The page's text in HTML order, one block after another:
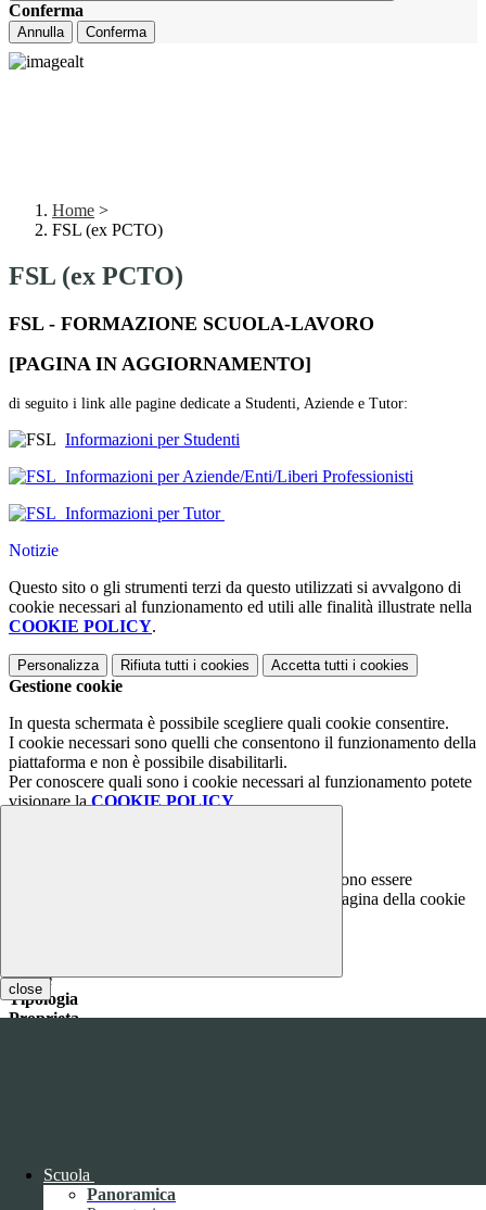
Conferma
Annulla Conferma
close
Scuola
Panoramica
Home >
FSL (ex PCTO)
FSL (ex PCTO)
FSL - FORMAZIONE SCUOLA-LAVORO
[PAGINA IN AGGIORNAMENTO]
di seguito i link alle pagine dedicate a Studenti, Aziende e Tutor:
Informazioni per Studenti
Informazioni per Aziende/Enti/Liberi Professionisti
Informazioni per Tutor
Notizie
Questo sito o gli strumenti terzi da questo utilizzati si avvalgono di
cookie necessari al funzionamento ed utili alle finalità illustrate nella
COOKIE POLICY.
Personalizza Rifiuta tutti i cookies Accetta tutti i cookies
Gestione cookie
In questa schermata è possibile scegliere quali cookie consentire.
I cookie necessari sono quelli che consentono il funzionamento della
piattaforma e non è possibile disabilitarli.
Per conoscere quali sono i cookie necessari al funzionamento potete
visionare laCOOKIE POLICY.
I cookie necessari per il funzionamento non possono essere
disabilitati. È possibile consultare l'elenco nella pagina della cookie
Nome
Tipologia
Proprieta
Durata:Sessione
VISITOR_INFO1_LIVE